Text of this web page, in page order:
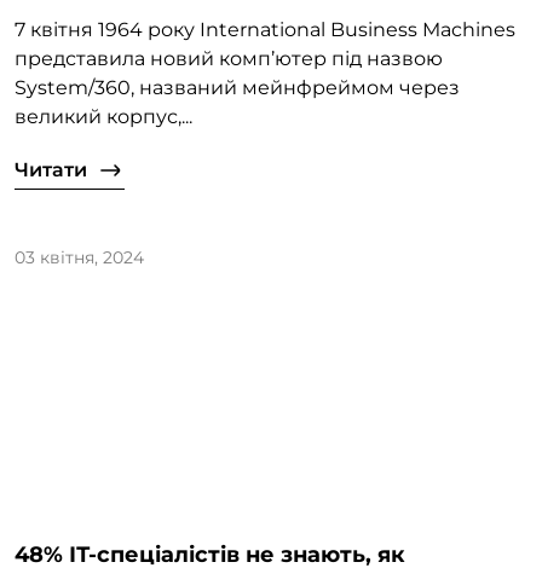
7 квітня 1964 року International Business Machines
представила новий комп’ютер під назвою
System/360, названий мейнфреймом через
великий корпус,...
Читати
03 квітня, 2024
48% ІТ-спеціалістів не знають, як